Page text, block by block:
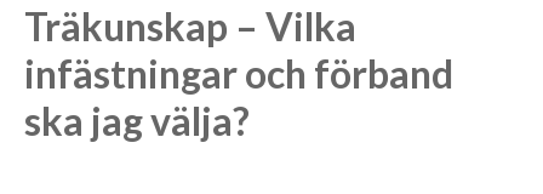
Träkunskap – Vilka
infästningar och förband
ska jag välja?